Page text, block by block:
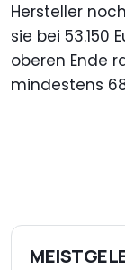
Hersteller
sie bei 53.150
oberen Ende
mindestens